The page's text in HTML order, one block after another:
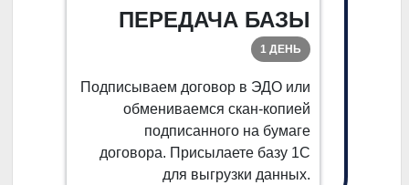
ПЕРЕДАЧА БАЗЫ
1 ДЕНЬ
Подписываем договор в ЭДО или
обмениваемся скан-копией
подписанного на бумаге
договора. Присылаете базу 1С
для выгрузки данных.